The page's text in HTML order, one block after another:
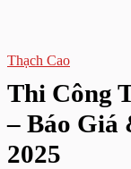
Thạch Cao
Thi Công
– Báo Giá
2025